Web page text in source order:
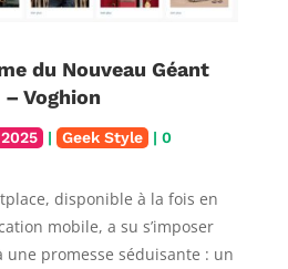
du Nouveau Géant
Voghion
| Geek Style | 0
disponible à la fois en
mobile, a su s’imposer
une promesse séduisante : un